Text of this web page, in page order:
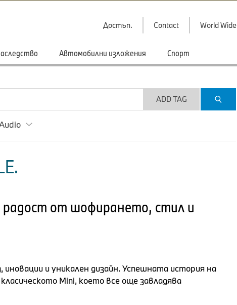
Достъп. Contact World Wide
Автомобилни изложения Спорт
ADD TAG
от шофирането, стил и
и уникален дизайн. Успешната история на
Mini, което все още завладява